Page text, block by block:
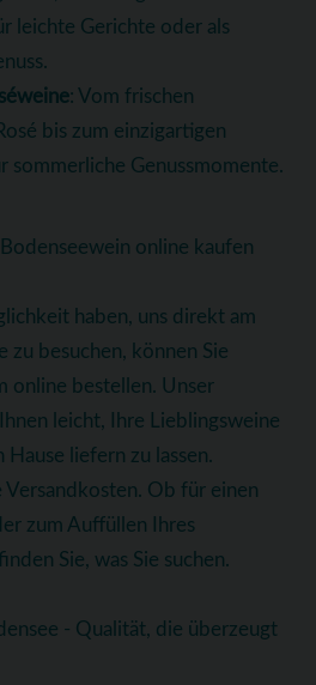
leichte Gerichte oder als
: Vom frischen
bis zum einzigartigen
sommerliche Genussmomente.
online kaufen
haben, uns direkt am
zu besuchen, können Sie
online bestellen. Unser
leicht, Ihre Lieblingsweine
Hause liefern zu lassen.
Versandkosten. Ob für einen
zum Auffüllen Ihres
Sie, was Sie suchen.
- Qualität, die überzeugt